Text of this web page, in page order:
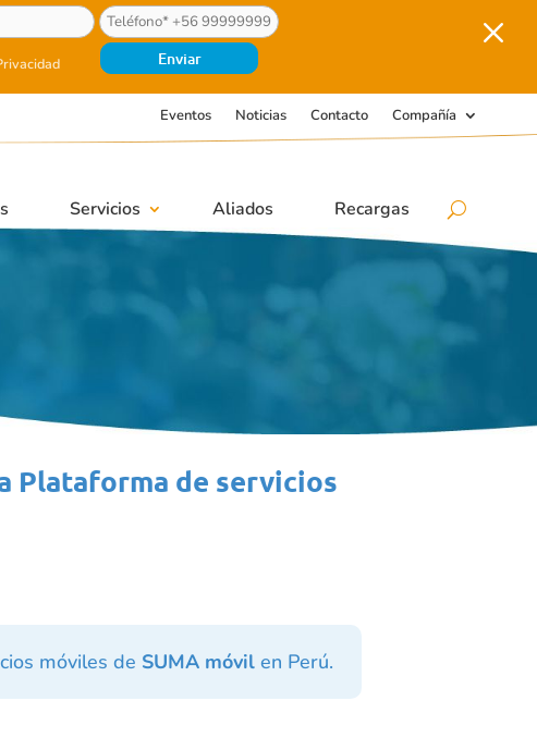
M
Eventos Noticias Contacto Compañía
Servicios Aliados Recargas
Plataforma de servicios
móviles de SUMA móvil en Perú.